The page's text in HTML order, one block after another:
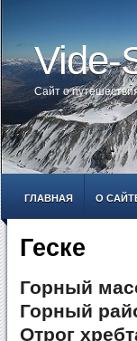
Сайт о
ГЛАВНАЯ О
Геске
Горный
Горный
Отрог